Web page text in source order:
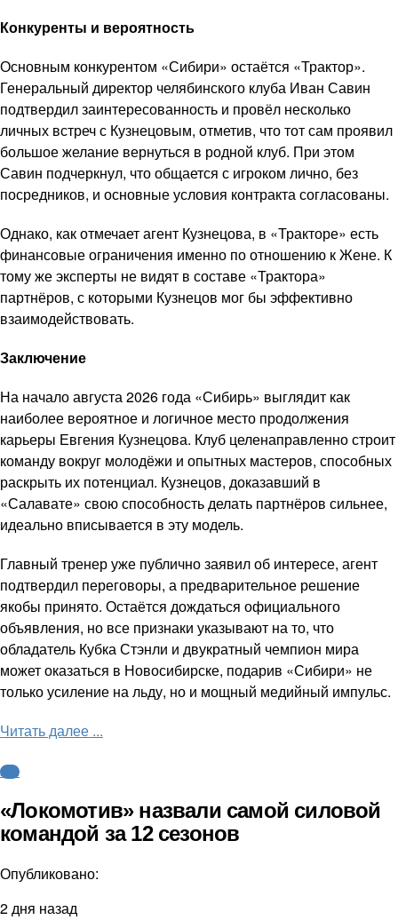
Конкуренты и вероятность
Основным конкурентом «Сибири» остаётся «Трактор».
Генеральный директор челябинского клуба Иван Савин
подтвердил заинтересованность и провёл несколько
личных встреч с Кузнецовым, отметив, что тот сам проявил
большое желание вернуться в родной клуб. При этом
Савин подчеркнул, что общается с игроком лично, без
посредников, и основные условия контракта согласованы.
Однако, как отмечает агент Кузнецова, в «Тракторе» есть
финансовые ограничения именно по отношению к Жене. К
тому же эксперты не видят в составе «Трактора»
партнёров, с которыми Кузнецов мог бы эффективно
взаимодействовать.
Заключение
На начало августа 2026 года «Сибирь» выглядит как
наиболее вероятное и логичное место продолжения
карьеры Евгения Кузнецова. Клуб целенаправленно строит
команду вокруг молодёжи и опытных мастеров, способных
раскрыть их потенциал. Кузнецов, доказавший в
«Салавате» свою способность делать партнёров сильнее,
идеально вписывается в эту модель.
Главный тренер уже публично заявил об интересе, агент
подтвердил переговоры, а предварительное решение
якобы принято. Остаётся дождаться официального
объявления, но все признаки указывают на то, что
обладатель Кубка Стэнли и двукратный чемпион мира
может оказаться в Новосибирске, подарив «Сибири» не
только усиление на льду, но и мощный медийный импульс.
Читать далее ...
КХЛ
«Локомотив» назвали самой силовой
командой за 12 сезонов
Опубликовано:
2 дня назад